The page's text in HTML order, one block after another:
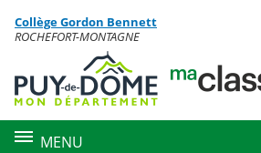
Menu de la rubrique
Contenu
Collège Gordon Bennett
ROCHEFORT-MONTAGNE
MENU